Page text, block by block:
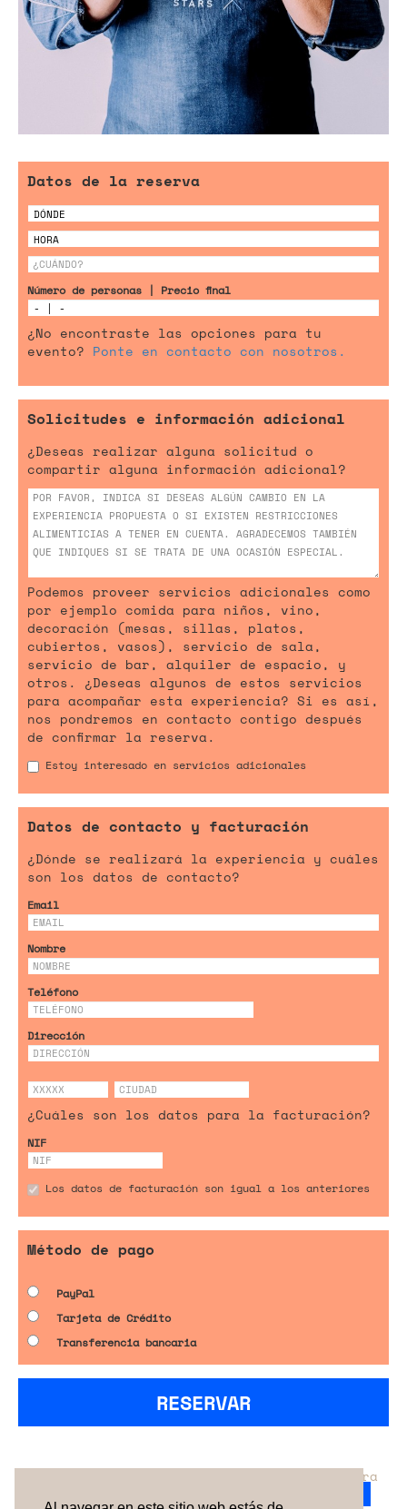
Datos de la reserva
Número de personas | Precio final
¿No encontraste las opciones para tu
evento? Ponte en contacto con nosotros.
Solicitudes e información adicional
¿Deseas realizar alguna solicitud o
compartir alguna información adicional?
Podemos proveer servicios adicionales como
por ejemplo comida para niños, vino,
decoración (mesas, sillas, platos,
cubiertos, vasos), servicio de sala,
servicio de bar, alquiler de espacio, y
otros. ¿Deseas algunos de estos servicios
para acompañar esta experiencia? Si es así,
nos pondremos en contacto contigo después
de confirmar la reserva.
Estoy interesado en servicios adicionales
Datos de contacto y facturación
¿Dónde se realizará la experiencia y cuáles
son los datos de contacto?
Email
Nombre
Teléfono
Dirección
¿Cuáles son los datos para la facturación?
NIF
Los datos de facturación son igual a los anteriores
Método de pago
PayPal
Tarjeta de Crédito
Transferencia bancaria
RESERVAR
¿No has encontrado el servicio perfecto para